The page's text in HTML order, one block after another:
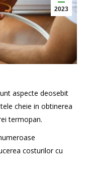
2023
aspecte deosebit
cheie in obtinerea
termopan.
costurilor cu